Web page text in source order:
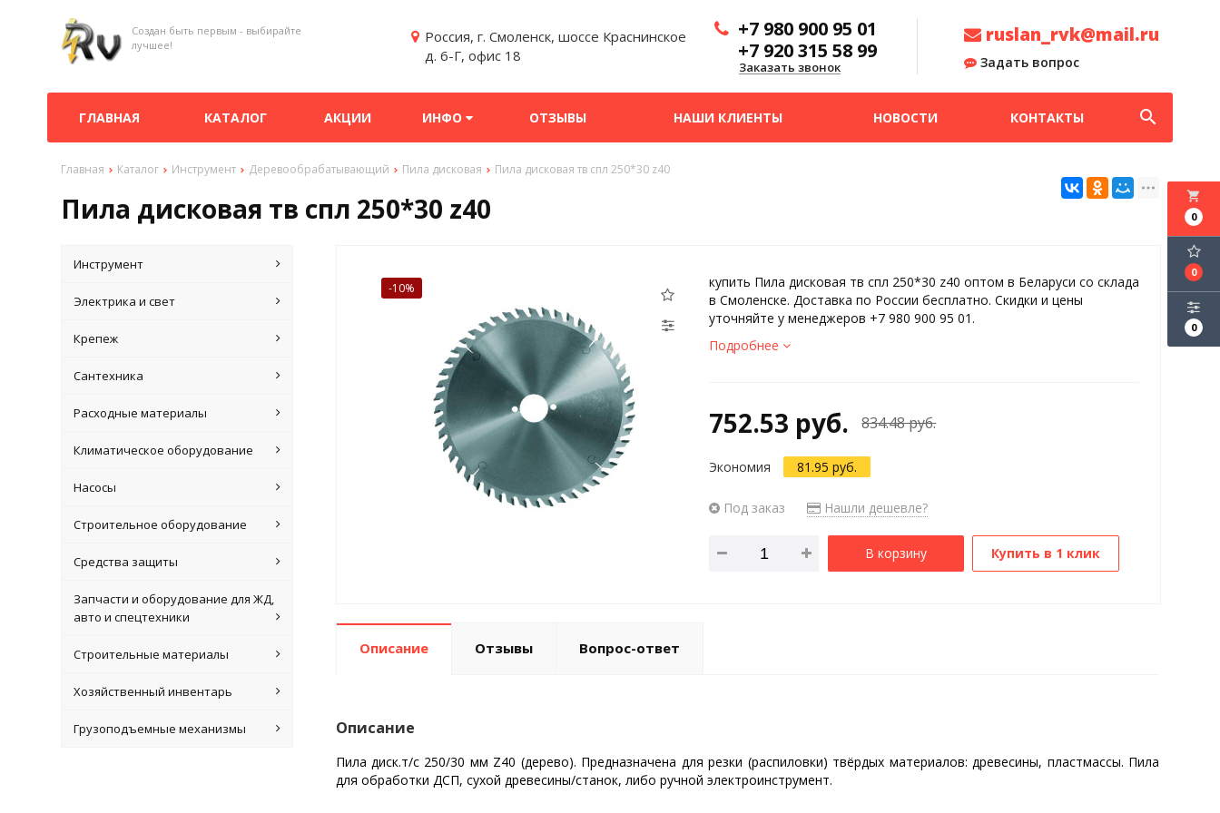
Создан быть первым - выбирайте
лучшее!
Россия, г. Смоленск, шоссе Краснинское
д. 6-Г, офис 18
+7 980 900 95 01
+7 920 315 58 99
Заказать звонок
ruslan_rvk@mail.ru
Задать вопрос
ГЛАВНАЯ КАТАЛОГ АКЦИИ ИНФО ОТЗЫВЫ НАШИ КЛИЕНТЫ НОВОСТИ КОНТАКТЫ search
Главная Каталог Инструмент Деревообрабатывающий Пила дисковая Пила дисковая тв спл 250*30 z40
Пила дисковая тв спл 250*30 z40 local_grocery_store
0
0
0
Инструмент
Электрика и свет
Крепеж
Сантехника
Расходные материалы
Климатическое оборудование
Насосы
Строительное оборудование
Средства защиты
Запчасти и оборудование для ЖД,
авто и спецтехники
Строительные материалы
Хозяйственный инвентарь
Грузоподъемные механизмы
-10%
купить Пила дисковая тв спл 250*30 z40 оптом в Беларуси со склада
в Смоленске. Доставка по России бесплатно. Скидки и цены
уточняйте у менеджеров +7 980 900 95 01.
Подробнее
752.53 руб. 834.48 руб.
Экономия 81.95 руб.
Под заказ Нашли дешевле?
В корзину Купить в 1 клик
Описание Отзывы Вопрос-ответ
Описание
Пила диск.т/с 250/30 мм Z40 (дерево). Предназначена для резки (распиловки) твёрдых материалов: древесины, пластмассы. Пила
для обработки ДСП, сухой древесины/станок, либо ручной электроинструмент.